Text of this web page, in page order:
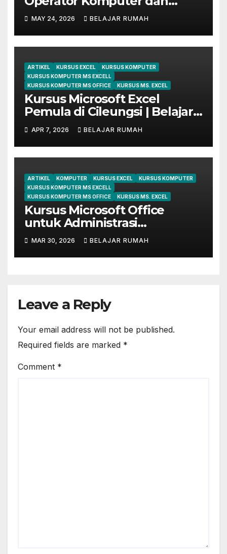
Digital Marketing di Bekasi
MAY 24, 2026 BELAJAR RUMAH
ARTIKEL KURSUS EXCEL
KURSUS KOMPUTER
KURSUS KOMPUTER MS EXCELL
KURSUS KOMPUTER MS OFFICE
KURSUS MS. EXCEL
Kursus Microsoft Excel
Pemula di Cileungsi | Belajar
dari Dasar Sampai Mahir
APR 7, 2026 BELAJAR RUMAH
ARTIKEL KOMPUTER KURSUS EXCEL
KURSUS KOMPUTER
KURSUS KOMPUTER MS EXCELL
KURSUS KOMPUTER MS OFFICE
KURSUS MS. EXCEL
Kursus Microsoft Office
untuk Administrasi
Perkantoran di Cileungsi
MAR 30, 2026 BELAJAR RUMAH
Leave a Reply
Your email address will not be published.
Required fields are marked *
Comment *